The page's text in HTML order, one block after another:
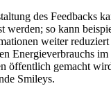
des Feedbacks
werden; so kann
weiter
Energieverbrauchs
öffentlich gemacht
Smileys.